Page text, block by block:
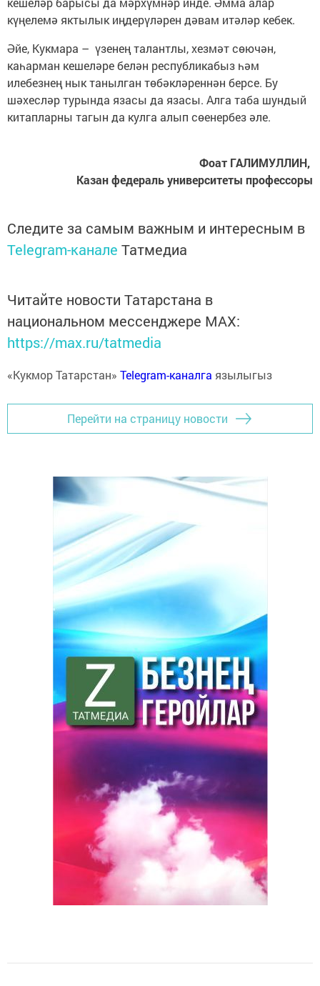
күңелемә яктылык иңдерүләрен дәвам итәләр кебек.
Әйе, Кукмара – үзенең талантлы, хезмәт сөючән,
каһарман кешеләре белән республикабыз һәм
илебезнең нык танылган төбәкләреннән берсе. Бу
шәхесләр турында язасы да язасы. Алга таба шундый
китапларны тагын да кулга алып сөенербез әле.
Фоат ГАЛИМУЛЛИН,
Казан федераль университеты профессоры
Следите за самым важным и интересным в
Telegram-канале Татмедиа
Читайте новости Татарстана в
национальном мессенджере MАХ:
https://max.ru/tatmedia
«Кукмор Татарстан» Telegram-каналга язылыгыз
Перейти на страницу новости